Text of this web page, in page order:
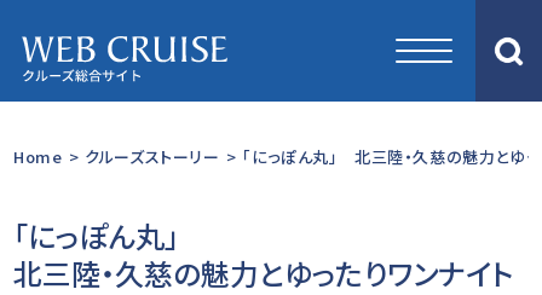
Home > クルーズストーリー > 「にっぽん丸」 北三陸・久慈の魅力とゆ
「にっぽん丸」
北三陸・久慈の魅力とゆったりワンナイト